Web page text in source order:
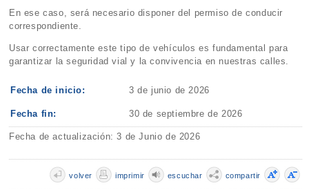
En ese caso, será necesario disponer del permiso de conducir
correspondiente.
Usar correctamente este tipo de vehículos es fundamental para
garantizar la seguridad vial y la convivencia en nuestras calles.
Fecha de inicio: 3 de junio de 2026
Fecha fin: 30 de septiembre de 2026
Fecha de actualización: 3 de Junio de 2026
compartir
escuchar
imprimir
volver